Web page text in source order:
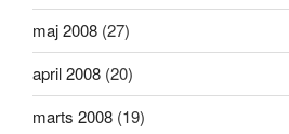
maj 2008 (27)
april 2008 (20)
marts 2008 (19)